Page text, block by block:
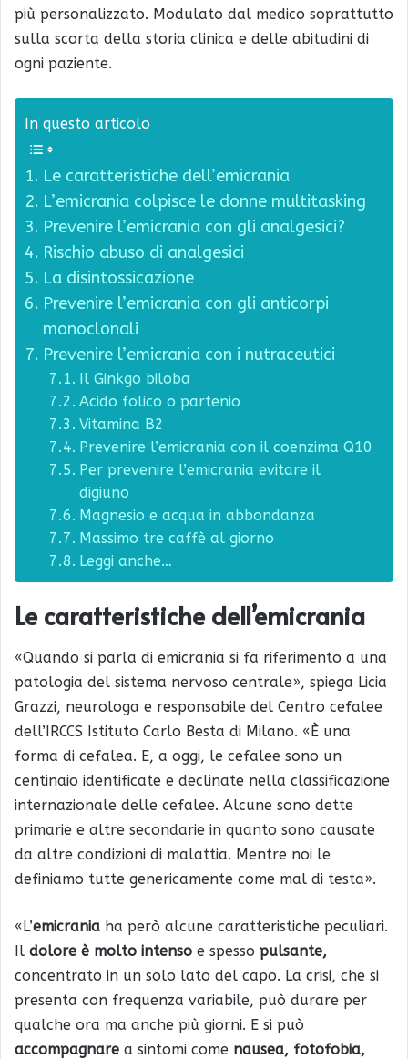
più personalizzato. Modulato dal medico soprattutto
sulla scorta della storia clinica e delle abitudini di
ogni paziente.
In questo articolo
Le caratteristiche dell’emicrania
L’emicrania colpisce le donne multitasking
Prevenire l’emicrania con gli analgesici?
Rischio abuso di analgesici
La disintossicazione
Prevenire l’emicrania con gli anticorpi
monoclonali
Prevenire l’emicrania con i nutraceutici
Il Ginkgo biloba
Acido folico o partenio
Vitamina B2
Prevenire l’emicrania con il coenzima Q10
Per prevenire l’emicrania evitare il
digiuno
Magnesio e acqua in abbondanza
Massimo tre caffè al giorno
Leggi anche…
Le caratteristiche dell’emicrania
«Quando si parla di emicrania si fa riferimento a una
patologia del sistema nervoso centrale», spiega Licia
Grazzi, neurologa e responsabile del Centro cefalee
dell’IRCCS Istituto Carlo Besta di Milano. «È una
forma di cefalea. E, a oggi, le cefalee sono un
centinaio identificate e declinate nella classificazione
internazionale delle cefalee. Alcune sono dette
primarie e altre secondarie in quanto sono causate
da altre condizioni di malattia. Mentre noi le
definiamo tutte genericamente come mal di testa».
«L’emicrania ha però alcune caratteristiche peculiari.
Il dolore è molto intenso e spesso pulsante,
concentrato in un solo lato del capo. La crisi, che si
presenta con frequenza variabile, può durare per
qualche ora ma anche più giorni. E si può
accompagnare a sintomi come nausea, fotofobia,